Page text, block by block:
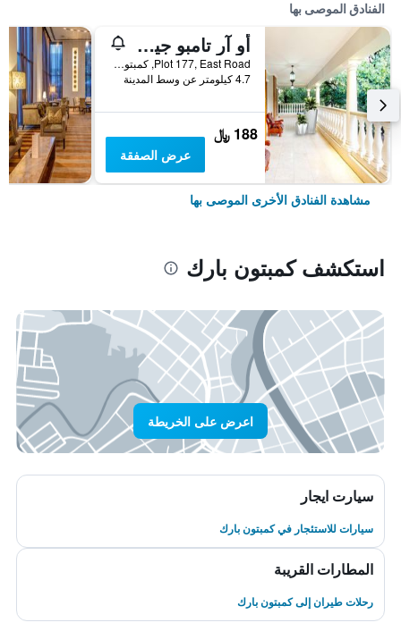
الفنادق الموصى بها
أو آر تامبو جيست هاوس
Plot 177, East Road, كمبتون بارك, محافظة غاوتينج, جنوب أفريقيا
4.7 كيلومتر عن وسط المدينة
188 ﷼
عرض الصفقة
مشاهدة الفنادق الأخرى الموصى بها
استكشف كمبتون بارك
اعرض على الخريطة
سيارت ايجار
سيارات للاستئجار في كمبتون بارك
المطارات القريبة
رحلات طيران إلى كمبتون بارك